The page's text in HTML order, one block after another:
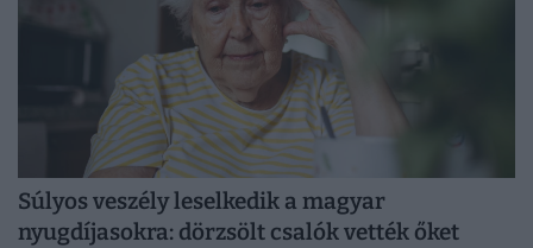
Súlyos veszély leselkedik a magyar
nyugdíjasokra: dörzsölt csalók vették őket